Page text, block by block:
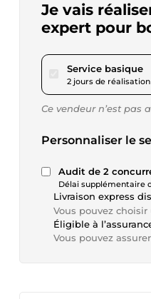
Je vais
expert pour
Service basique
2 jours de réalisation
Ce vendeur n’est pas
Personnaliser le
Délai supplémentaire
Livraison express
Vous pouvez
Éligible à
Vous pouvez